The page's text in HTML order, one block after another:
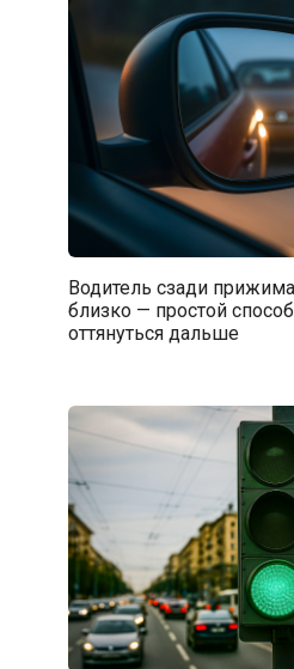
Водитель сзади
близко — простой
оттянуться дальше